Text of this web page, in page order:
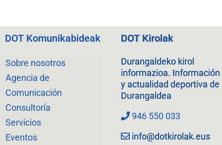
DOT Komunikabideak
Sobre nosotros
Agencia de
Comunicación
Consultoría
Servicios
Eventos
DOT Kirolak
Durangaldeko kirol
informazioa. Información
y actualidad deportiva de
Durangaldea
946 550 033
info@dotkirolak.eus